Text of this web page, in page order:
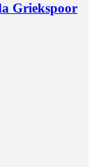
Griekspoor